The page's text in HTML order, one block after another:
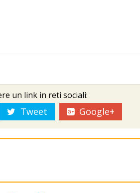
un link in reti sociali:
Tweet Google+